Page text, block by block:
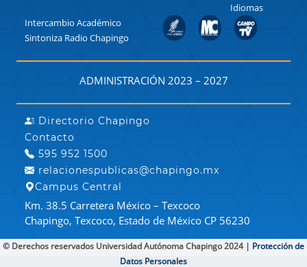
Idiomas
Intercambio Académico
Sintoniza Radio Chapingo
ADMINISTRACIÓN 2023 – 2027
Directorio Chapingo
Contacto
595 952 1500
relacionespublicas@chapingo.mx
Campus Central
Km. 38.5 Carretera México – Texcoco
Chapingo, Texcoco, Estado de México CP 56230
© Derechos reservados Universidad Autónoma Chapingo 2024 | Protección de
Datos Personales